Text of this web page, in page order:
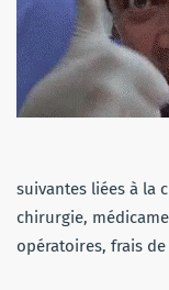
suivantes liées à la
chirurgie,
opératoires, frais